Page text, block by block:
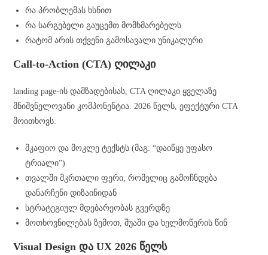
რა პრობლემას ხსნით
რა სარგებელი გაუცემთ მომხმარებელს
რატომ არის თქვენი გამოსავალი უნიკალური
Call-to-Action (CTA) ღილაკი
landing page-ის დამზადებისას, CTA ღილაკი ყველაზე
მნიშვნელოვანი კომპონენტია. 2026 წელს, ეფექტური CTA
მოითხოვს:
მკაფიო და მოკლე ტექსტს (მაგ: “დაიწყე უფასო
ტრიალი”)
თვალში მკრთალი ფერი, რომელიც გამოჩნდება
დანარჩენი დიზაინიდან
სტრატეგიულ მდებარეობას გვერდზე
მოთხოვნილებას ზემოთ, შუაში და ხელმოწერის წინ
Visual Design და UX 2026 წელს